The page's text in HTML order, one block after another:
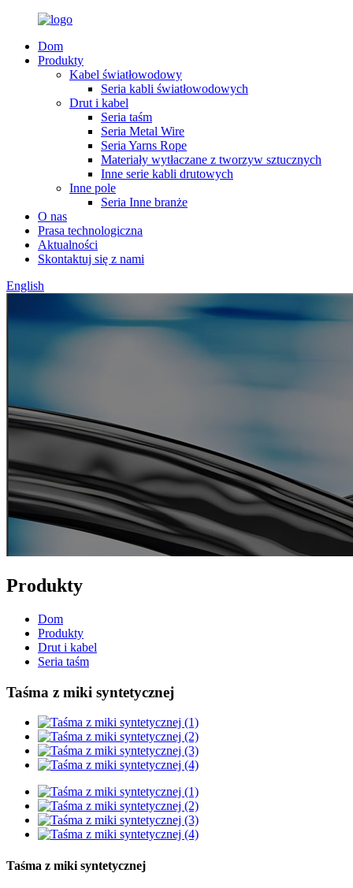
Dom
Produkty
Kabel światłowodowy
Seria kabli światłowodowych
Drut i kabel
Seria taśm
Seria Metal Wire
Seria Yarns Rope
Materiały wytłaczane z tworzyw sztucznych
Inne serie kabli drutowych
Inne pole
Seria Inne branże
O nas
Prasa technologiczna
Aktualności
Skontaktuj się z nami
English
Produkty
Dom
Produkty
Drut i kabel
Seria taśm
Taśma z miki syntetycznej
Taśma z miki syntetycznej